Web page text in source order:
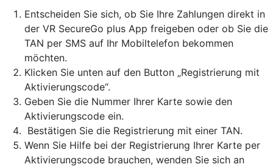
Entscheiden Sie sich, ob Sie Ihre Zahlungen direkt in
der VR SecureGo plus App freigeben oder ob Sie die
TAN per SMS auf Ihr Mobiltelefon bekommen
möchten.
Klicken Sie unten auf den Button „Registrierung mit
Aktivierungscode“.
Geben Sie die Nummer Ihrer Karte sowie den
Aktivierungscode ein.
Bestätigen Sie die Registrierung mit einer TAN.
Wenn Sie Hilfe bei der Registrierung Ihrer Karte per
Aktivierungscode brauchen, wenden Sie sich an